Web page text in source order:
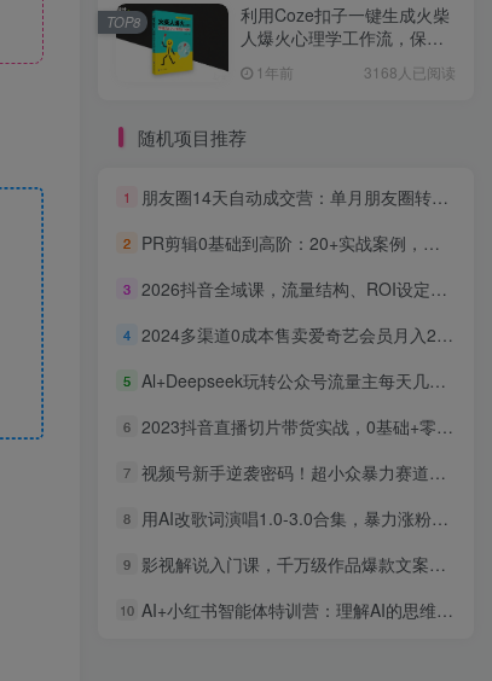
利用Coze扣子一键生成火柴
人爆火心理学工作流，保姆
1年前 3168人已阅读
TOP8
随机项目推荐
1 朋友圈14天自动成交营：单月朋友圈转化率提升50%，被动收入超3万元
2 PR剪辑0基础到高阶：20+实战案例，从剪辑小白到专业剪辑师的蜕变(63节课
3 2026抖音全域课，流量结构、ROI设定、起号路径，掌握平台新规下利润最大化
4 2024多渠道0成本售卖爱奇艺会员月入2W＋
5 Al+Deepseek玩转公众号流量主每天几分钟，操作简单0门槛多账号矩阵操作轻松月入过W
6 2023抖音直播切片带货实战，0基础+零资源+零经验
7 视频号新手逆袭密码！超小众暴力赛道，中老年人深信不疑，原创通过率拉满
8 用AI改歌词演唱1.0-3.0合集，暴力涨粉玩法，轻松过原创
9 影视解说入门课，千万级作品爆款文案，剪辑思路详解
10 AI+小红书智能体特训营：理解AI的思维方式才能真正驾驭它，月变现6位数